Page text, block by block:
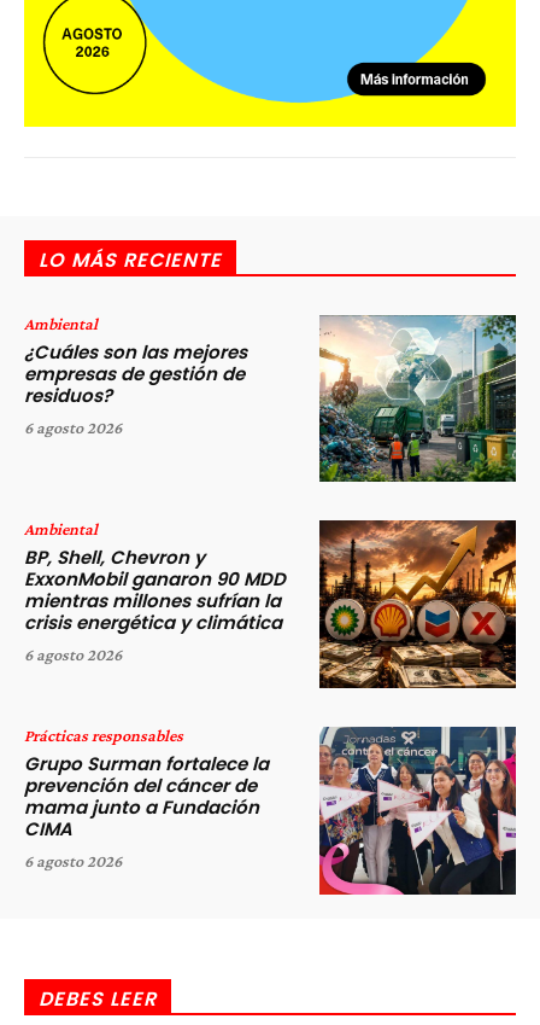
LO MÁS RECIENTE
Ambiental
¿Cuáles son las mejores
empresas de gestión de
residuos?
6 agosto 2026
Ambiental
BP, Shell, Chevron y
ExxonMobil ganaron 90 MDD
mientras millones sufrían la
crisis energética y climática
6 agosto 2026
Prácticas responsables
Grupo Surman fortalece la
prevención del cáncer de
mama junto a Fundación
CIMA
6 agosto 2026
DEBES LEER